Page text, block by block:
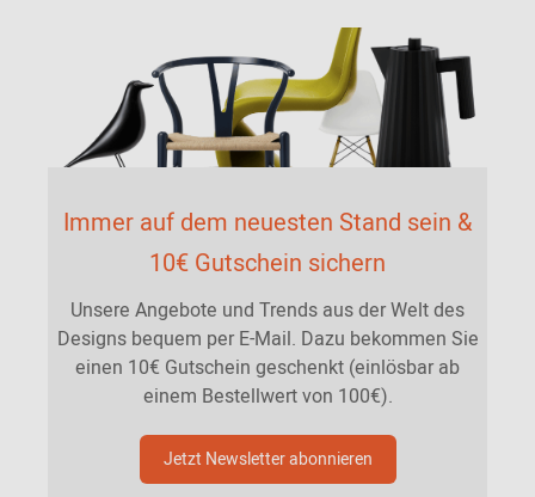
Immer auf dem neuesten Stand sein &
10€ Gutschein sichern
Unsere Angebote und Trends aus der Welt des
Designs bequem per E-Mail. Dazu bekommen Sie
einen 10€ Gutschein geschenkt (einlösbar ab
einem Bestellwert von 100€).
Jetzt Newsletter abonnieren